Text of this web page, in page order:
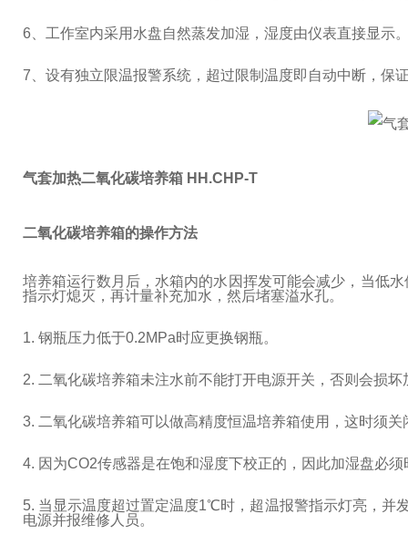
6 、工作室内采用水盘自然蒸发加湿，湿度由仪表直接显示
7 、设有独立限温报警系统，超过限制温度即自动中断，保
气套加热二氧化碳培养箱 HH.CHP-T
二氧化碳培养箱的操作方法
培养箱运行数月后，水箱内的水因挥发可能会减少，当低
指示灯熄灭，再计量补充加水，然后堵塞溢水孔。
1. 钢瓶压力低于0.2MPa时应更换钢瓶。
2. 二氧化碳培养箱未注水前不能打开电源开关，否则会损坏
3. 二氧化碳培养箱可以做高精度恒温培养箱使用，这时须
4. 因为CO2传感器是在饱和湿度下校正的，因此加湿盘必
5. 当显示温度超过置定温度1℃时，超温报警指示灯亮，并
电源并报维修人员。